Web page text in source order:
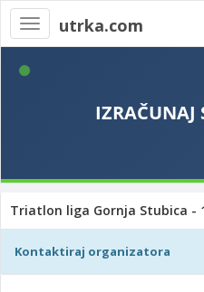
Toggle
navigation
utrka.com
Triatlon liga Gornja Stubica -
Kontaktiraj organizatora